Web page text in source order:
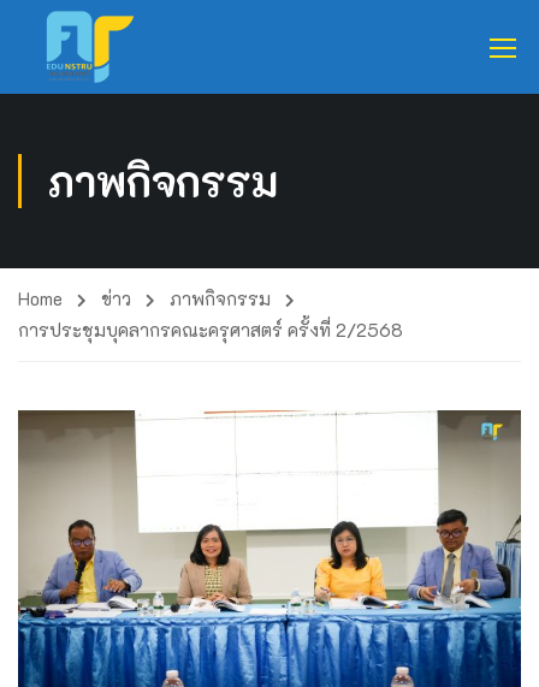
ภาพกิจกรรม
Home ข่าว
ภาพกิจกรรม
การประชุมบุคลากรคณะครุศาสตร์ ครั้งที่ 2/2568